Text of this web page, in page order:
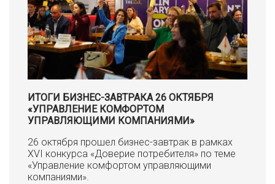
ИТОГИ БИЗНЕС-ЗАВТРАКА 26 ОКТЯБРЯ
«УПРАВЛЕНИЕ КОМФОРТОМ
УПРАВЛЯЮЩИМИ КОМПАНИЯМИ»
26 октября прошел бизнес-завтрак в рамках
XVI конкурса «Доверие потребителя» по теме
«Управление комфортом управляющими
компаниями».